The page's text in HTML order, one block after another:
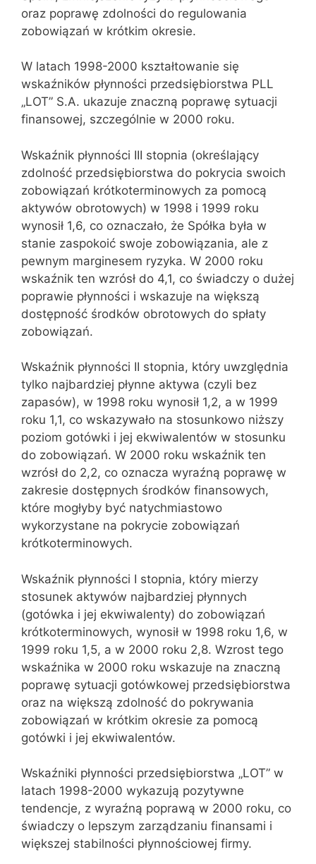
oraz poprawę zdolności do regulowania
zobowiązań w krótkim okresie.
W latach 1998-2000 kształtowanie się
wskaźników płynności przedsiębiorstwa PLL
„LOT” S.A. ukazuje znaczną poprawę sytuacji
finansowej, szczególnie w 2000 roku.
Wskaźnik płynności III stopnia (określający
zdolność przedsiębiorstwa do pokrycia swoich
zobowiązań krótkoterminowych za pomocą
aktywów obrotowych) w 1998 i 1999 roku
wynosił 1,6, co oznaczało, że Spółka była w
stanie zaspokoić swoje zobowiązania, ale z
pewnym marginesem ryzyka. W 2000 roku
wskaźnik ten wzrósł do 4,1, co świadczy o dużej
poprawie płynności i wskazuje na większą
dostępność środków obrotowych do spłaty
zobowiązań.
Wskaźnik płynności II stopnia, który uwzględnia
tylko najbardziej płynne aktywa (czyli bez
zapasów), w 1998 roku wynosił 1,2, a w 1999
roku 1,1, co wskazywało na stosunkowo niższy
poziom gotówki i jej ekwiwalentów w stosunku
do zobowiązań. W 2000 roku wskaźnik ten
wzrósł do 2,2, co oznacza wyraźną poprawę w
zakresie dostępnych środków finansowych,
które mogłyby być natychmiastowo
wykorzystane na pokrycie zobowiązań
krótkoterminowych.
Wskaźnik płynności I stopnia, który mierzy
stosunek aktywów najbardziej płynnych
(gotówka i jej ekwiwalenty) do zobowiązań
krótkoterminowych, wynosił w 1998 roku 1,6, w
1999 roku 1,5, a w 2000 roku 2,8. Wzrost tego
wskaźnika w 2000 roku wskazuje na znaczną
poprawę sytuacji gotówkowej przedsiębiorstwa
oraz na większą zdolność do pokrywania
zobowiązań w krótkim okresie za pomocą
gotówki i jej ekwiwalentów.
Wskaźniki płynności przedsiębiorstwa „LOT” w
latach 1998-2000 wykazują pozytywne
tendencje, z wyraźną poprawą w 2000 roku, co
świadczy o lepszym zarządzaniu finansami i
większej stabilności płynnościowej firmy.